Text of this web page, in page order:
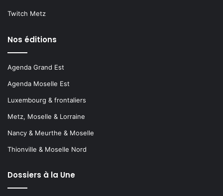
Twitch Metz
Nos éditions
Agenda Grand Est
Agenda Moselle Est
Luxembourg & frontaliers
Metz, Moselle & Lorraine
Nancy & Meurthe & Moselle
Thionville & Moselle Nord
Dossiers à la Une